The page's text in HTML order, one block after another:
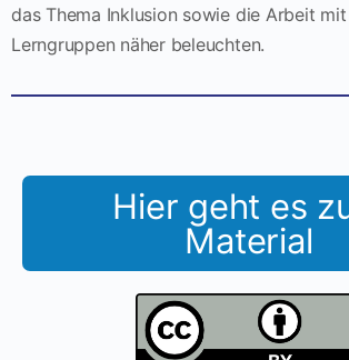
das Thema Inklusion sowie die Arbeit
Lerngruppen näher beleuchten.
Hier geht es
Material